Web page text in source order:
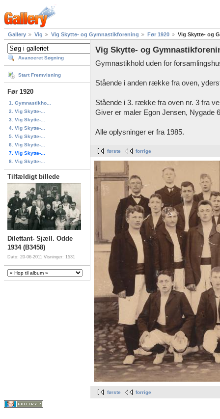
Gallery Vig Vig Skytte- og Gymnastikforening Før 1920 Vig Skytte- og
Avanceret Søgning
Start Fremvisning
Før 1920
1. Gymnastikho...
2. Vig Skytte-...
3. Vig Skytte-...
4. Vig Skytte-...
5. Vig Skytte-...
6. Vig Skytte-...
7. Vig Skytte-...
8. Vig Skytte-...
Tilfældigt billede
Dilettant- Sjæll. Odde
1934 (B3458)
Dato: 20-06-2011 Visninger: 1531
Vig Skytte- og
Gymnastikhold uden for
Stående i anden række fra oven,
Stående i 3. række fra oven nr. 3 fra
Giver er maler Egon Jensen, Nygade
Alle oplysninger er fra 1985.
første forrige
første forrige